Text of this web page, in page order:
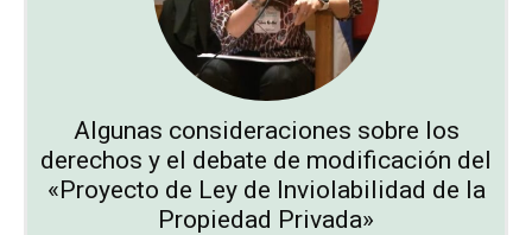
Algunas consideraciones sobre los
derechos y el debate de modificación del
«Proyecto de Ley de Inviolabilidad de la
Propiedad Privada»